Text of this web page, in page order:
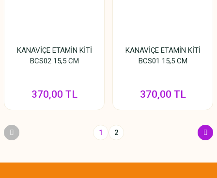
KANAVİÇE ETAMİN KİTİ
BCS02 15,5 CM
370,00 TL
KANAVİÇE ETAMİN KİTİ
BCS01 15,5 CM
370,00 TL
1 2